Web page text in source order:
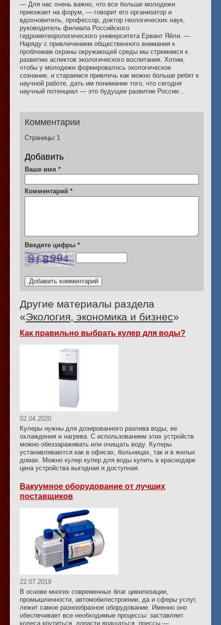
— Для нас очень важно, что все больше молодежи
приезжает на форум, — говорит его организатор и
вдохновитель, профессор, доктор геологических наук,
руководитель филиала Российского
гидрометеорологического университета Ервант Яйли. —
Наряду с привлечением общественного внимания к
проблемам охраны окружающей среды мы стремимся к
развитию аспектов экологического воспитания. Хотим,
чтобы у молодежи формировалось экологическое
сознание, и стараемся привлечь как можно больше ребят к
научной работе, дать им понимание того, что сегодня
научный потенциал — это будущее развитие России...
Комментарии
Страницы: 1
Добавить
Ваше имя *
Комментарий *
Введите цифры *
Другие материалы раздела
«Экология, экономика и бизнес»
Как правильно выбрать кулер для воды?
02.04.2020
Кулеры нужны для дозированного разлива воды, ее
охлаждения и нагрева. С использованием этих устройств
можно обеззараживать или очищать воду. Кулеры
устанавливаются как в офисах, больницах, так и в жилых
домах. Можно кулер кулер для воды купить в краснодаре
цена устройства выгодная и доступная.
Вакуумное оборудование от лучших
поставщиков
22.07.2019
В основе многих современных благ цивилизации,
промышленности, автомобилестроении, да и сферы услуг,
лежит самое разнообразное оборудование. Именно оно
обеспечивает все необходимые процессы: заставляет
колеса крутиться, лопасти вращаться, прессы —